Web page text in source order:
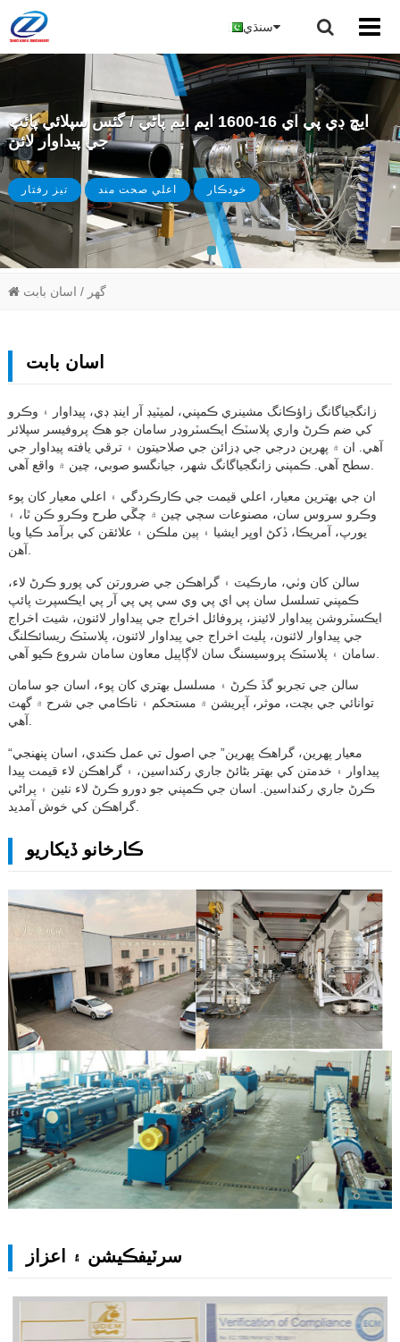
سنڌي
ايڇ ڊي پي اي 16-1600 ايم ايم پاڻي / گئس سپلائي پائپ
جي پيداوار لائن
تيز رفتار اعلي صحت مند خودڪار
گھر / اسان بابت
اسان بابت
زانگجياگانگ زاؤڪانگ مشينري ڪمپني، لميٽيڊ آر اينڊ ڊي، پيداوار ۽ وڪرو
کي ضم ڪرڻ واري پلاسٽڪ ايڪسٽروڊر سامان جو هڪ پروفيسر سپلائر
آهي. ان ۾ پهرين درجي جي ڊزائن جي صلاحيتون ۽ ترقي يافته پيداوار جي
ان جي بهترين معيار، اعلي قيمت جي ڪارڪردگي ۽ اعلي معيار کان پوء
وڪرو سروس سان، مصنوعات سڄي چين ۾ چڱي طرح وڪرو ڪن ٿا، ۽
يورپ، آمريڪا، ڏکڻ اوڀر ايشيا ۽ ٻين ملڪن ۽ علائقن کي برآمد ڪيا ويا
آهن.
سالن کان وٺي، مارڪيٽ ۽ گراهڪن جي ضرورتن کي پورو ڪرڻ لاء،
ڪمپني تسلسل سان پي اي پي وي سي پي پي آر پي ايڪسپرٽ پائپ
ايڪسٽروشن پيداوار لائينز، پروفائل اخراج جي پيداوار لائنون، شيٽ اخراج
جي پيداوار لائنون، پليٽ اخراج جي پيداوار لائنون، پلاسٽڪ ريسائڪلنگ
سالن جي تجربو گڏ ڪرڻ ۽ مسلسل بهتري کان پوء، اسان جو سامان
توانائي جي بچت، موثر، آپريشن ۾ مستحکم ۽ ناڪامي جي شرح ۾ گهٽ
“معيار پهرين، گراهڪ پهرين” جي اصول تي عمل ڪندي، اسان پنهنجي
پيداوار ۽ خدمتن کي بهتر بڻائڻ جاري رکنداسين، ۽ گراهڪن لاء قيمت پيدا
ڪرڻ جاري رکنداسين. اسان جي ڪمپني جو دورو ڪرڻ لاء نئين ۽ پراڻي
گراهڪن کي خوش آمديد.
ڪارخانو ڏيکاريو
سرٽيفڪيشن ۽ اعزاز